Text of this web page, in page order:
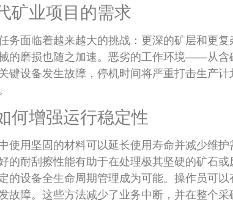
矿业项目的需求
务面临着越来越大的挑战：更深的矿层和更
的磨损也随之加速。恶劣的工作环境——从
键设备发生故障，停机时间将严重打击生产
何增强运行稳定性
使用坚固的材料可以延长使用寿命并减少维
的耐刮擦性能有助于在处理极其坚硬的矿石
的设备全生命周期管理成为可能。操作员可
故障。这些方法减少了业务中断，并在整个采